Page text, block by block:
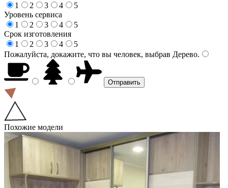
1
2 3 4
5
Уровень сервиса
1
2 3 4
5
Срок изготовления
1
2 3 4
5
Пожалуйста, докажите, что вы человек, выбрав Дерево.
Похожие модели